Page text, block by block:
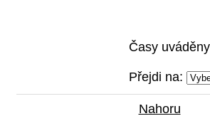
Časy
Přejdi na:
Nahoru